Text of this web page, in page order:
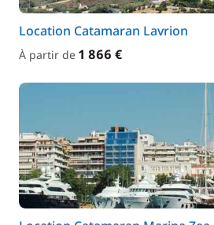
Location Catamaran Lavrion
À partir de 1 866 €